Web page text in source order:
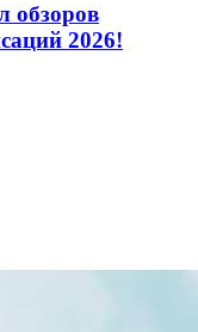
обзоров
2026!